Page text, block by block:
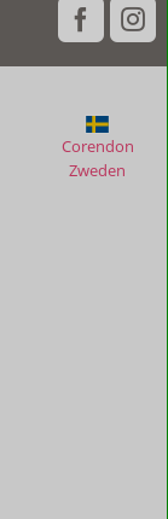
Corendon
Zweden